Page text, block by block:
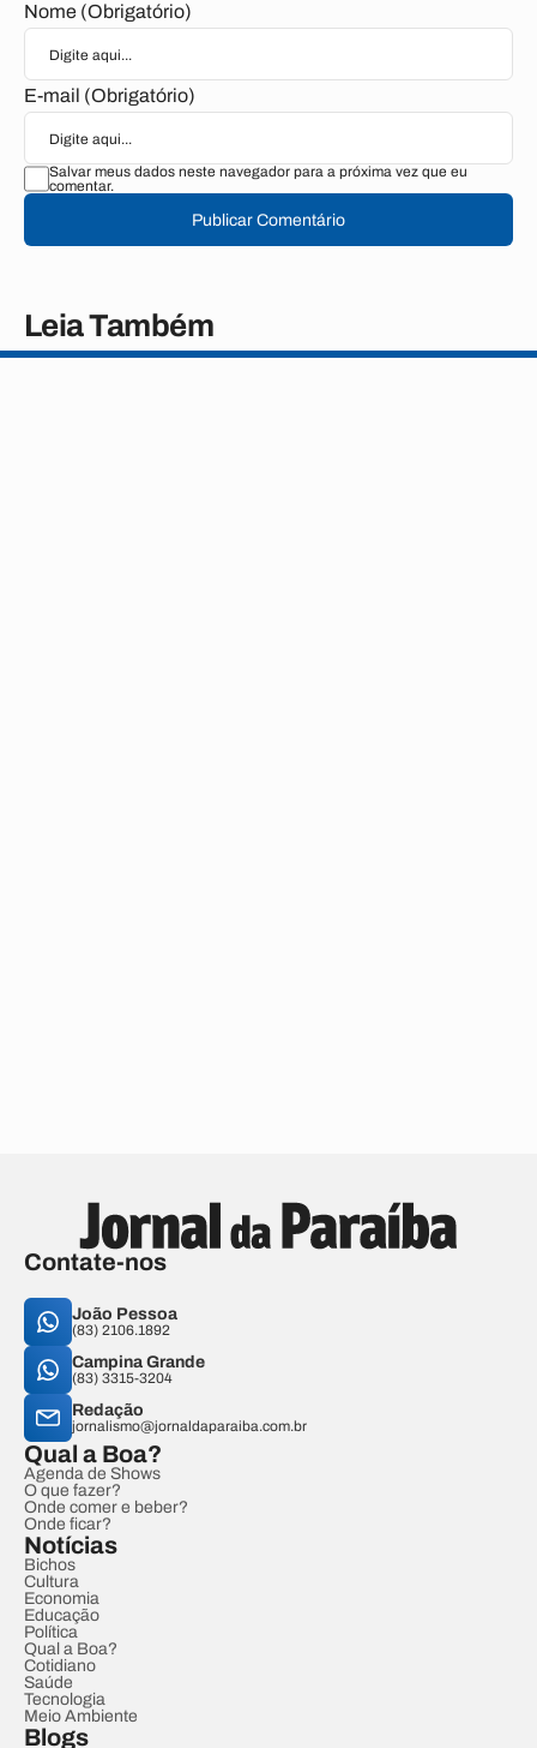
Nome (Obrigatório)
E-mail (Obrigatório)
Salvar meus dados neste navegador para a próxima vez que eu
comentar.
Publicar Comentário
Leia Também
Contate-nos
João Pessoa
(83) 2106.1892
Campina Grande
(83) 3315-3204
Redação
jornalismo@jornaldaparaiba.com.br
Qual a Boa?
Agenda de Shows
O que fazer?
Onde comer e beber?
Onde ficar?
Notícias
Bichos
Cultura
Economia
Educação
Política
Qual a Boa?
Cotidiano
Saúde
Tecnologia
Meio Ambiente
Blogs